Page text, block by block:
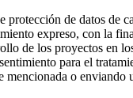
protección de datos
expreso, con la
de los proyectos
para el
o enviando